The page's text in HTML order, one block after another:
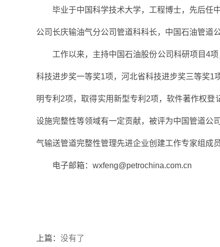
毕业于中国科学技术大学，工程博士，先后任
公司长庆输油气分公司管道科科长，中国石油管道
工作以来，主持中国石油股份公司科研项目4
科技进步奖一等奖1项，河北省科技进步奖三等奖
明专利2项，取得实用新型专利2项，软件著作权
设施完整性等领域有一定贡献，被评为中国管道公
气输送管道完整性管理先进企业创建工作专家组成
电子邮箱：wxfeng@petrochina.com.cn
上篇： 没有了